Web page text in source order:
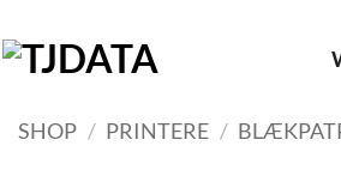
til
indhold
SHOP / PRINTERE /